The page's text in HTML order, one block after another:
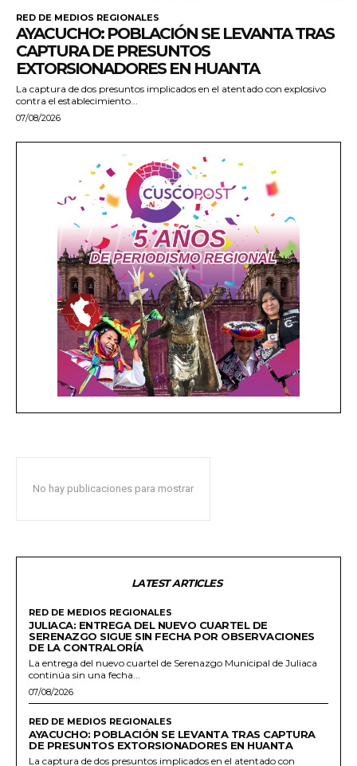
RED DE MEDIOS REGIONALES
AYACUCHO: POBLACIÓN SE LEVANTA TRAS
CAPTURA DE PRESUNTOS
EXTORSIONADORES EN HUANTA
La captura de dos presuntos implicados en el atentado con explosivo
contra el establecimiento...
07/08/2026
No hay publicaciones para mostrar
LATEST ARTICLES
RED DE MEDIOS REGIONALES
JULIACA: ENTREGA DEL NUEVO CUARTEL DE
SERENAZGO SIGUE SIN FECHA POR OBSERVACIONES
DE LA CONTRALORÍA
La entrega del nuevo cuartel de Serenazgo Municipal de Juliaca
continúa sin una fecha...
07/08/2026
RED DE MEDIOS REGIONALES
AYACUCHO: POBLACIÓN SE LEVANTA TRAS CAPTURA
DE PRESUNTOS EXTORSIONADORES EN HUANTA
La captura de dos presuntos implicados en el atentado con